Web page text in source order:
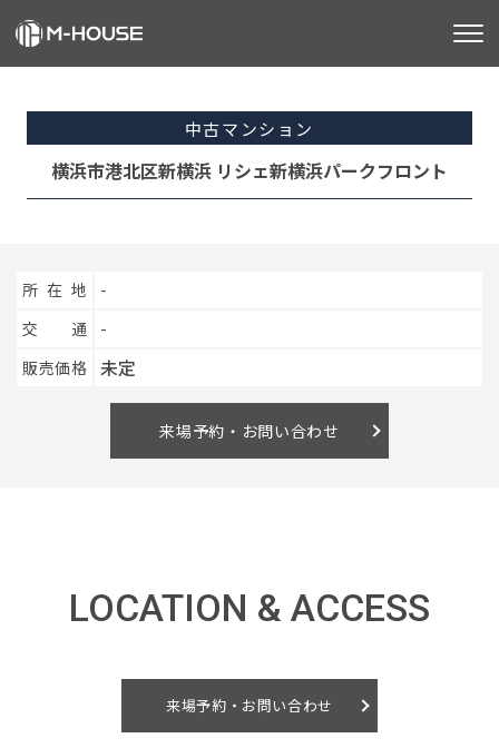
販売物件
不動産事業
お客様の声
営業時間／10：00〜19：00 定休日／水曜日
中古マンション
横浜市港北区新横浜 リシェ新横浜パークフロント
所在地
-
交通
-
販売価格 未定
来場予約・お問い合わせ
LOCATION & ACCESS
来場予約・お問い合わせ